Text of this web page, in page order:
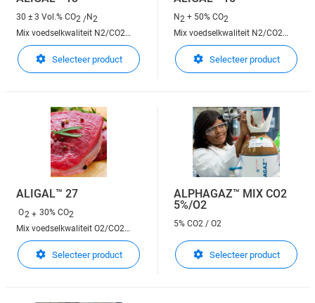
30 ± 3 Vol.% CO2 /N2
Mix voedselkwaliteit N2/CO2
70/30
Selecteer product
N2 + 50% CO2
Mix voedselkwaliteit N2/CO2
50/50
Selecteer product
ALIGAL™ 27
O2 +30% CO2
Mix voedselkwaliteit O2/CO2
70/30
Selecteer product
ALPHAGAZ™ MIX CO2
5%/O2
5% CO2 / O2
Selecteer product